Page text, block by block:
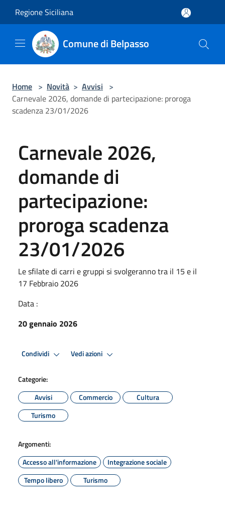
Regione Siciliana
Comune di Belpasso
Home > Novità > Avvisi >
Carnevale 2026, domande di partecipazione: proroga
scadenza 23/01/2026
Carnevale 2026,
domande di
partecipazione:
proroga scadenza
23/01/2026
Le sfilate di carri e gruppi si svolgeranno tra il 15 e il
17 Febbraio 2026
Data :
20 gennaio 2026
Condividi Vedi azioni
Categorie:
Avvisi
Commercio
Cultura
Turismo
Argomenti:
Accesso all'informazione
Integrazione sociale
Tempo libero
Turismo